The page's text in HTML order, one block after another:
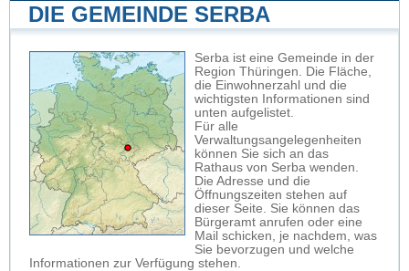
DIE GEMEINDE SERBA
Serba ist eine Gemeinde in der
Region Thüringen. Die Fläche,
die Einwohnerzahl und die
wichtigsten Informationen sind
unten aufgelistet.
Für alle
Verwaltungsangelegenheiten
können Sie sich an das
Rathaus von Serba wenden.
Die Adresse und die
Öffnungszeiten stehen auf
dieser Seite. Sie können das
Bürgeramt anrufen oder eine
Mail schicken, je nachdem, was
Sie bevorzugen und welche
Informationen zur Verfügung stehen.